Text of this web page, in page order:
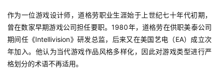
作为一位游戏设计师，道格劳职业生涯始于上世纪七十年代初期，
曾在数家早期游戏公司担任要职。1980年，道格劳在供职美泰公司
期间任《Intellivision》研发总监，后来又在美国艺电（EA）成立次
年加入。他认为当代游戏作品风格多样化，因此对游戏类型进行严
格划分的术语不再适用。